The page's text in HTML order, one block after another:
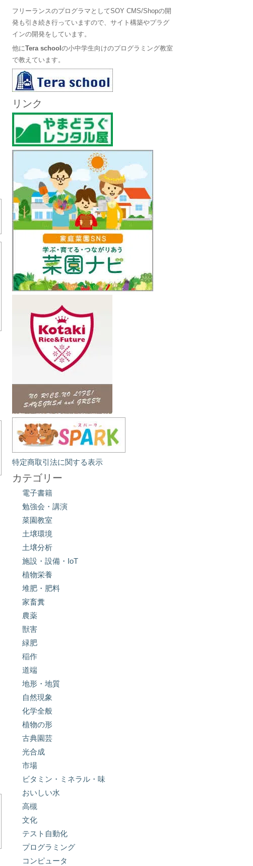
フリーランスのプログラマとしてSOY CMS/Shopの開
発も引き続き行っていますので、サイト構築やプラグ
インの開発をしています。
他にTera schoolの小中学生向けのプログラミング教室
で教えています。
リンク
特定商取引法に関する表示
カテゴリー
電子書籍
勉強会・講演
菜園教室
土壌環境
土壌分析
施設・設備・IoT
植物栄養
堆肥・肥料
家畜糞
農薬
獣害
緑肥
稲作
道端
地形・地質
自然現象
化学全般
植物の形
古典園芸
光合成
市場
ビタミン・ミネラル・味
おいしい水
高槻
文化
テスト自動化
プログラミング
コンピュータ